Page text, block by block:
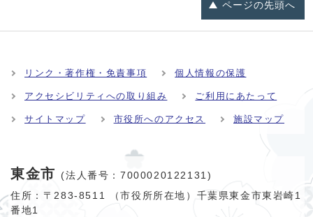
ページの先頭へ
リンク・著作権・免責事項 個人情報の保護
アクセシビリティへの取り組み ご利用にあたって
サイトマップ 市役所へのアクセス 施設マップ
東金市
(法人番号：7000020122131)
住所：〒283-8511 （市役所所在地）千葉県東金市東岩崎1
番地1